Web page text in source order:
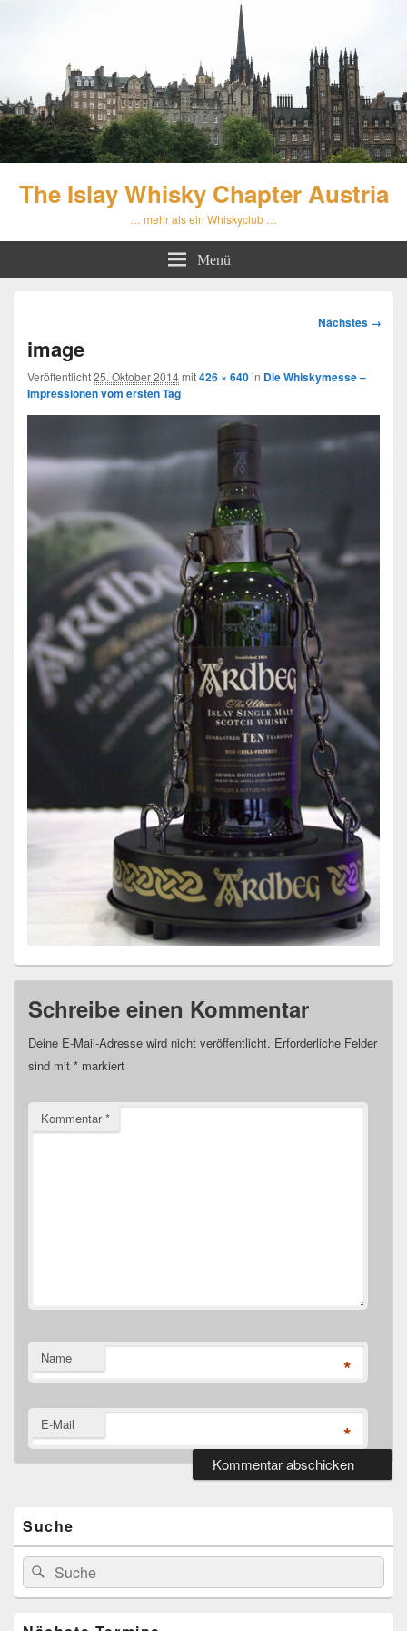
The Islay Whisky Chapter Austria
… mehr als ein Whiskyclub …
Menü
Bilder-
Nächstes →
image
Veröffentlicht25. Oktober 2014mit426 × 640in Die Whiskymesse –
Impressionen vom ersten Tag
Schreibe einen Kommentar
Deine E-Mail-Adresse wird nicht veröffentlicht. Erforderliche Felder
sind mit * markiert
Kommentar*
Name *
E-Mail *
Suche
Suchen
nach:
Suchen